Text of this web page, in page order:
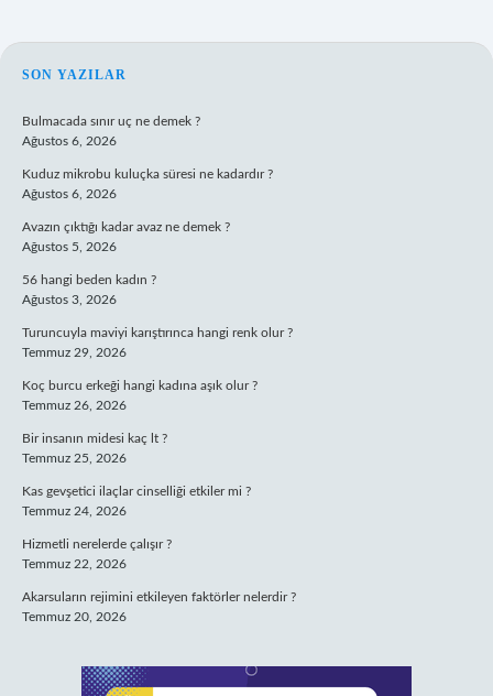
SIDEBAR
SON YAZILAR
Bulmacada sınır uç ne demek ?
Ağustos 6, 2026
Kuduz mikrobu kuluçka süresi ne kadardır ?
Ağustos 6, 2026
Avazın çıktığı kadar avaz ne demek ?
Ağustos 5, 2026
56 hangi beden kadın ?
Ağustos 3, 2026
Turuncuyla maviyi karıştırınca hangi renk olur ?
Temmuz 29, 2026
Koç burcu erkeği hangi kadına aşık olur ?
Temmuz 26, 2026
Bir insanın midesi kaç lt ?
Temmuz 25, 2026
Kas gevşetici ilaçlar cinselliği etkiler mi ?
Temmuz 24, 2026
Hizmetli nerelerde çalışır ?
Temmuz 22, 2026
Akarsuların rejimini etkileyen faktörler nelerdir ?
Temmuz 20, 2026